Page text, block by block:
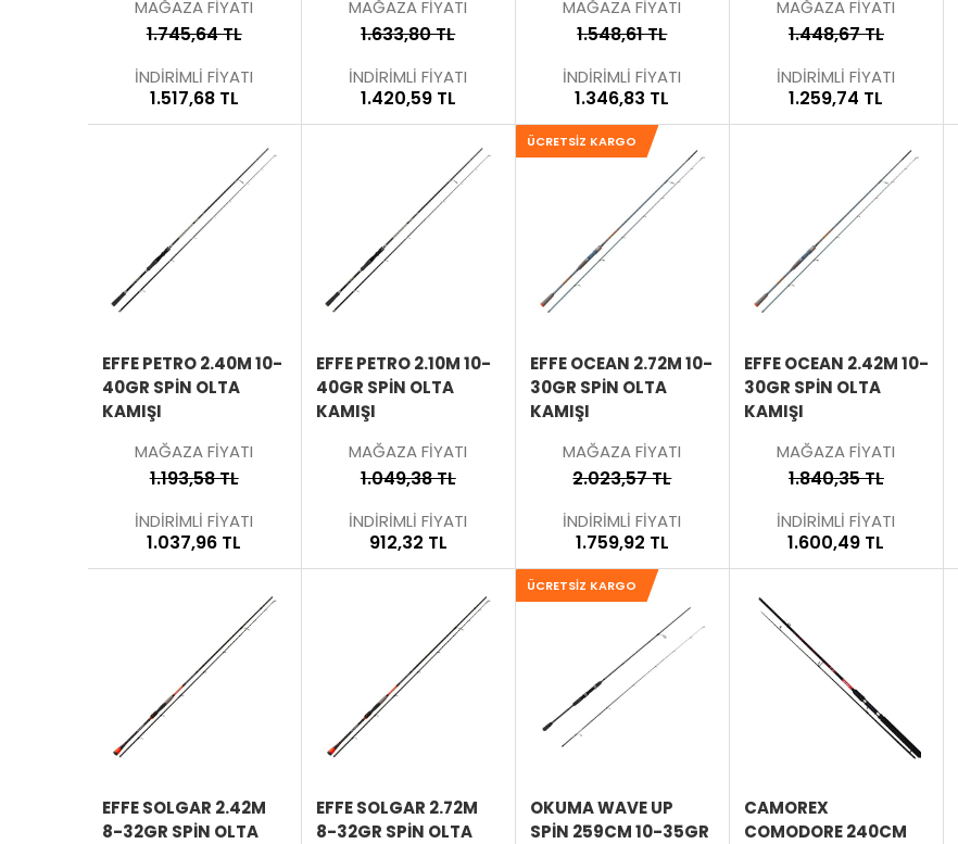
MAĞAZA FİYATI
1.745,64 TL
İNDİRİMLİ FİYATI
1.517,68 TL
MAĞAZA FİYATI
1.633,80 TL
İNDİRİMLİ FİYATI
1.420,59 TL
MAĞAZA FİYATI
1.548,61 TL
İNDİRİMLİ FİYATI
1.346,83 TL
MAĞAZA FİYATI
1.448,67 TL
İNDİRİMLİ FİYATI
1.259,74 TL
EFFE PETRO 2.40M 10-
40GR SPIN OLTA
KAMIŞI
MAĞAZA FİYATI
1.193,58 TL
İNDİRİMLİ FİYATI
1.037,96 TL
EFFE PETRO 2.10M 10-
40GR SPIN OLTA
KAMIŞI
MAĞAZA FİYATI
1.049,38 TL
İNDİRİMLİ FİYATI
912,32 TL
ÜCRETSIZ KARGO
EFFE OCEAN 2.72M 10-
30GR SPIN OLTA
KAMIŞI
MAĞAZA FİYATI
2.023,57 TL
İNDİRİMLİ FİYATI
1.759,92 TL
EFFE OCEAN 2.42M 10-
30GR SPIN OLTA
KAMIŞI
MAĞAZA FİYATI
1.840,35 TL
İNDİRİMLİ FİYATI
1.600,49 TL
EFFE SOLGAR 2.42M
8-32GR SPIN OLTA
EFFE SOLGAR 2.72M
8-32GR SPIN OLTA
ÜCRETSIZ KARGO
OKUMA WAVE UP
SPIN 259CM 10-35GR
CAMOREX
COMODORE 240CM